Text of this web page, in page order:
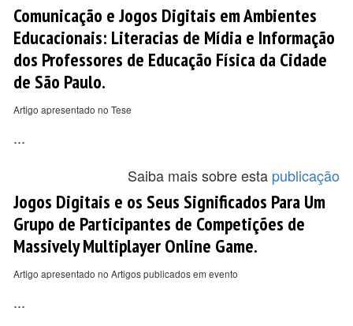
Comunicação e Jogos Digitais em Ambientes
Educacionais: Literacias de Mídia e Informação
dos Professores de Educação Física da Cidade
de São Paulo.
Artigo apresentado no Tese
...
Saiba mais sobre esta publicação
Jogos Digitais e os Seus Significados Para Um
Grupo de Participantes de Competições de
Massively Multiplayer Online Game.
Artigo apresentado no Artigos publicados em evento
...